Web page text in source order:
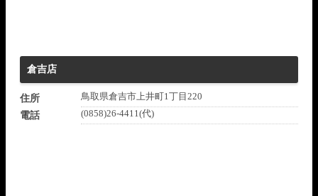
倉吉店
住所
鳥取県倉吉市上井町1丁目220
電話
(0858)26-4411(代)